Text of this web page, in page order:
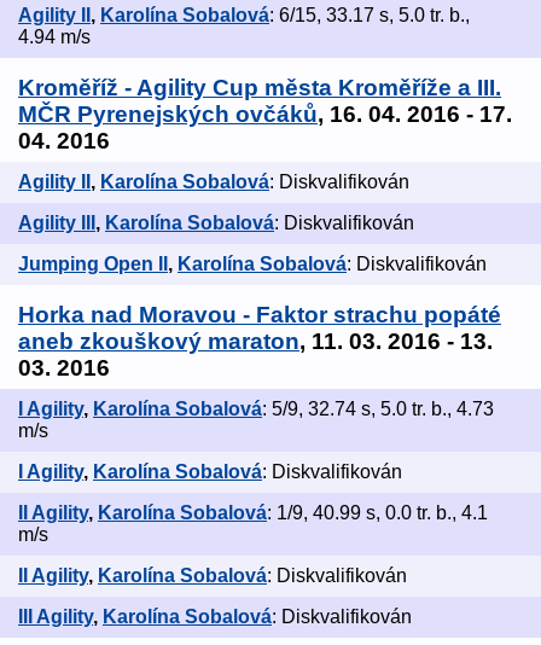
Agility II , Karolína Sobalová: 6/15, 33.17 s, 5.0 tr. b.,
4.94 m/s
Kroměříž - Agility Cup města Kroměříže a III.
MČR Pyrenejských ovčáků, 16. 04. 2016 - 17.
04. 2016
Agility II , Karolína Sobalová: Diskvalifikován
Agility III , Karolína Sobalová: Diskvalifikován
Jumping Open II , Karolína Sobalová: Diskvalifikován
Horka nad Moravou - Faktor strachu popáté
aneb zkouškový maraton, 11. 03. 2016 - 13.
03. 2016
I Agility, Karolína Sobalová: 5/9, 32.74 s, 5.0 tr. b., 4.73
m/s
I Agility, Karolína Sobalová: Diskvalifikován
II Agility, Karolína Sobalová: 1/9, 40.99 s, 0.0 tr. b., 4.1
m/s
II Agility, Karolína Sobalová: Diskvalifikován
III Agility, Karolína Sobalová: Diskvalifikován